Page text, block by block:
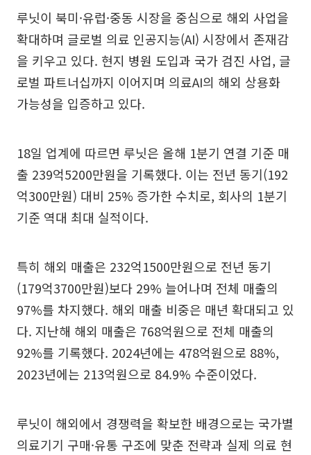
루닛이 북미·유럽·중동 시장을 중심으로 해외 사업을
확대하며 글로벌 의료 인공지능(AI) 시장에서 존재감
을 키우고 있다. 현지 병원 도입과 국가 검진 사업, 글
로벌 파트너십까지 이어지며 의료AI의 해외 상용화
가능성을 입증하고 있다.
18일 업계에 따르면 루닛은 올해 1분기 연결 기준 매
출 239억5200만원을 기록했다. 이는 전년 동기(192
억300만원) 대비 25% 증가한 수치로, 회사의 1분기
기준 역대 최대 실적이다.
특히 해외 매출은 232억1500만원으로 전년 동기
(179억3700만원)보다 29% 늘어나며 전체 매출의
97%를 차지했다. 해외 매출 비중은 매년 확대되고 있
다. 지난해 해외 매출은 768억원으로 전체 매출의
92%를 기록했다. 2024년에는 478억원으로 88%,
2023년에는 213억원으로 84.9% 수준이었다.
루닛이 해외에서 경쟁력을 확보한 배경으로는 국가별
의료기기 구매·유통 구조에 맞춘 전략과 실제 의료 현